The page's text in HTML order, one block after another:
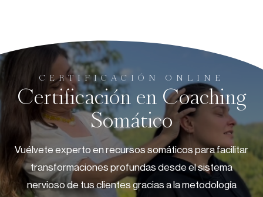
CERTIFICACIÓN ONLINE
Certificación en Coaching
Somático
Vuélvete experto en recursos somáticos para facilitar
transformaciones profundas desde el sistema
nervioso de tus clientes gracias a la metodología